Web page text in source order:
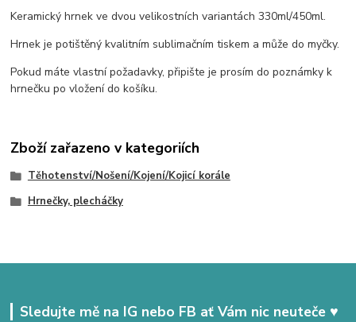
Keramický hrnek ve dvou velikostních variantách 330ml/450ml.
Hrnek je potištěný kvalitním sublimačním tiskem a může do myčky.
Pokud máte vlastní požadavky, připište je prosím do poznámky k
hrnečku po vložení do košíku.
Zboží zařazeno v kategoriích
Těhotenství/Nošení/Kojení/Kojicí korále
Hrnečky, plecháčky
Sledujte mě na IG nebo FB ať Vám nic neuteče ♥